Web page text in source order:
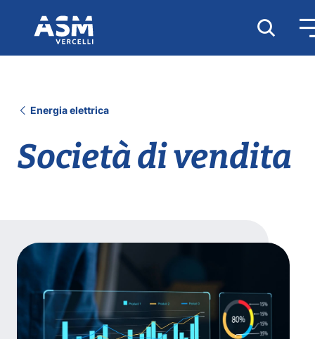
Energia elettrica
Società di vendita